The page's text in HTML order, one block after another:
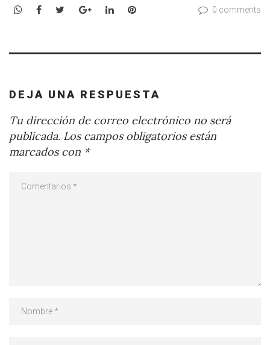
WhatsApp
Facebook
TwitterGoogle+LinkedInPinterest 0 comments
DEJA UNA RESPUESTA
Tu dirección de correo electrónico no será
publicada. Los campos obligatorios están
marcados con *